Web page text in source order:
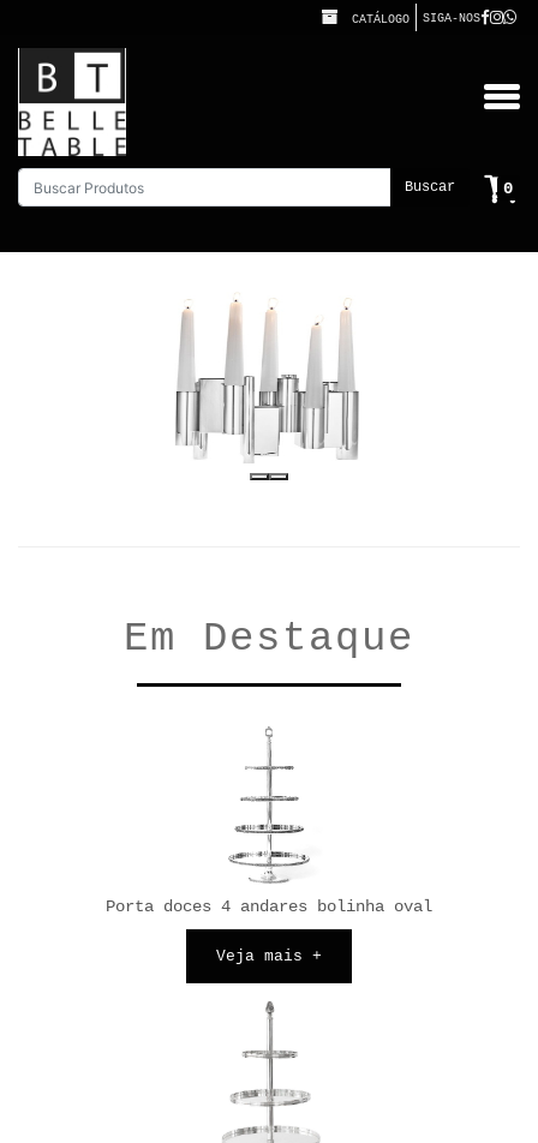
CATÁLOGO SIGA-NOS
Buscar 0
Em Destaque
Porta doces 4 andares bolinha oval
Veja mais +